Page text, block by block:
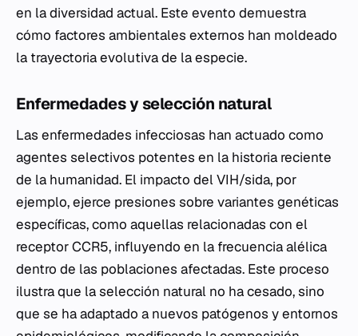
en la diversidad actual. Este evento demuestra
cómo factores ambientales externos han moldeado
la trayectoria evolutiva de la especie.
Enfermedades y selección natural
Las enfermedades infecciosas han actuado como
agentes selectivos potentes en la historia reciente
de la humanidad. El impacto del VIH/sida, por
ejemplo, ejerce presiones sobre variantes genéticas
específicas, como aquellas relacionadas con el
receptor CCR5, influyendo en la frecuencia alélica
dentro de las poblaciones afectadas. Este proceso
ilustra que la selección natural no ha cesado, sino
que se ha adaptado a nuevos patógenos y entornos